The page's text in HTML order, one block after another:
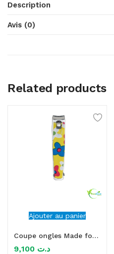
Description
Avis (0)
Related products
Ajouter au panier
Coupe ongles Made for Girl titania
د.ت